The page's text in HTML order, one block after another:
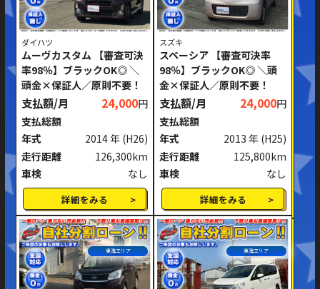
ダイハツ
ムーヴカスタム 【審査可決
率98％】ブラックOK◎ ＼
頭金×保証人／原則不要！
支払額/月 24,000円
支払総額
年式
2014 年 (H26)
走行距離
126,300km
車検
なし
詳細をみる
スズキ
スペーシア 【審査可決率
98％】ブラックOK◎ ＼頭
金×保証人／原則不要！
支払額/月 24,000円
支払総額
年式
2013 年 (H25)
走行距離
125,800km
車検
なし
詳細をみる
東海エリア 東海エリア